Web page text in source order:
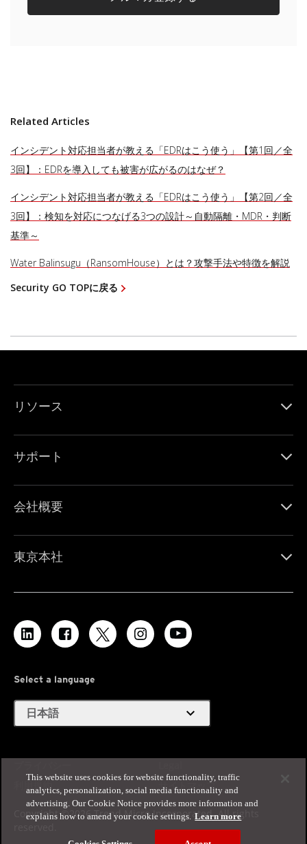
Related Articles
インシデント対応担当者が教える「EDRはこう使う」【第1回／全
3回】：EDRを導入しても被害が広がるのはなぜ？
インシデント対応担当者が教える「EDRはこう使う」【第2回／全
3回】：検知を対応につなげる3つの設計～自動隔離・MDR・判断
基準～
Water Balinsugu（RansomHouse）とは？攻撃手法や特徴を解説
Security GO TOPに戻る
リソース
サポート
会社概要
東京本社
Select a language
日本語 expand_more
利用規約
サイトマップ
Copyright ©2026 Trend Micro Incorporated. All rights
This website uses cookies for website functionality, traffic
analytics, personalization, social media functionality and
advertising. Our Cookie Notice provides more information and
explains how to amend your cookie settings. Learn more